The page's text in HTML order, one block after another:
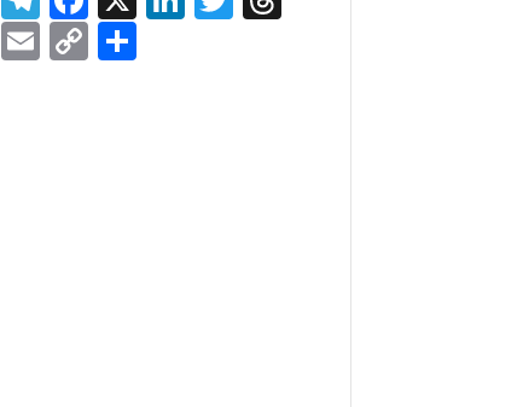
Pinterest
Email
Copy
Link